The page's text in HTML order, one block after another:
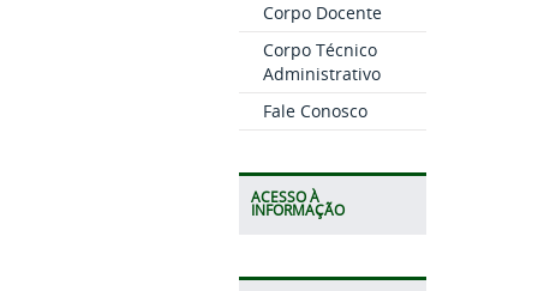
Corpo Docente
Corpo Técnico
Administrativo
Fale Conosco
ACESSO À
INFORMAÇÃO